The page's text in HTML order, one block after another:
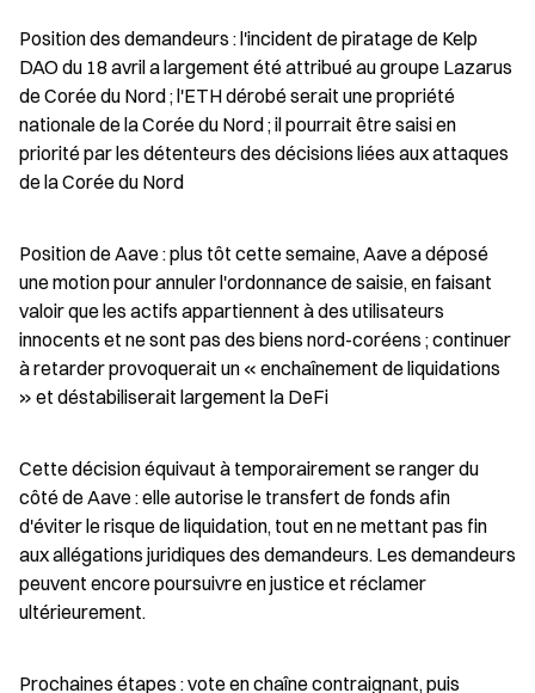
Position des demandeurs : l'incident de piratage de Kelp
DAO du 18 avril a largement été attribué au groupe Lazarus
de Corée du Nord ; l'ETH dérobé serait une propriété
nationale de la Corée du Nord ; il pourrait être saisi en
priorité par les détenteurs des décisions liées aux attaques
de la Corée du Nord
Position de Aave : plus tôt cette semaine, Aave a déposé
une motion pour annuler l'ordonnance de saisie, en faisant
valoir que les actifs appartiennent à des utilisateurs
innocents et ne sont pas des biens nord-coréens ; continuer
à retarder provoquerait un « enchaînement de liquidations
» et déstabiliserait largement la DeFi
Cette décision équivaut à temporairement se ranger du
côté de Aave : elle autorise le transfert de fonds afin
d'éviter le risque de liquidation, tout en ne mettant pas fin
aux allégations juridiques des demandeurs. Les demandeurs
peuvent encore poursuivre en justice et réclamer
ultérieurement.
Prochaines étapes : vote en chaîne contraignant, puis